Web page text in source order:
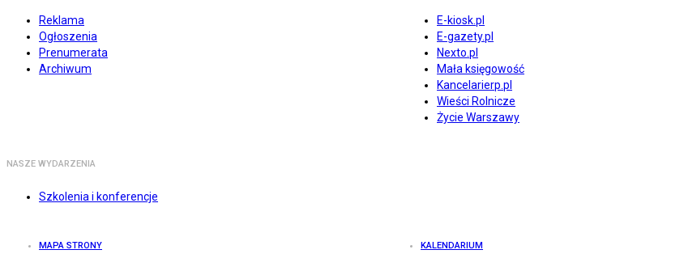
Reklama
Ogłoszenia
Prenumerata
Archiwum
E-kiosk.pl
E-gazety.pl
Nexto.pl
Mała księgowość
Kancelarierp.pl
Wieści Rolnicze
Życie Warszawy
NASZE WYDARZENIA
Szkolenia i konferencje
MAPA STRONY KALENDARIUM